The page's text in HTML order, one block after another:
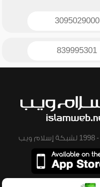
3095029000
839995301